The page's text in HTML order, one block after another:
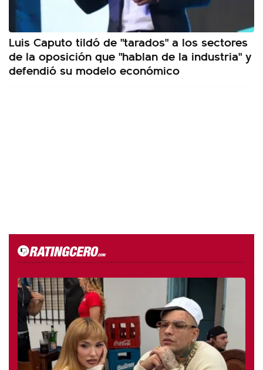
Luis Caputo tildó de "tarados" a los sectores
de la oposición que "hablan de la industria" y
defendió su modelo económico